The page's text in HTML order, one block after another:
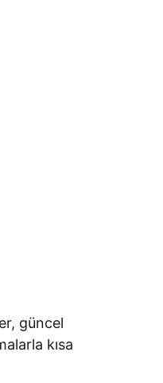
güncel
kısa